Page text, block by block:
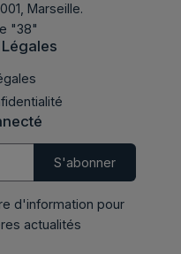
Marseille.
"38"
d'information pour
actualités